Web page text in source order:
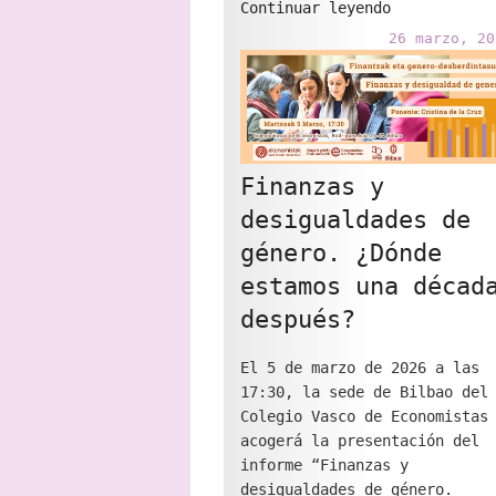
Continuar leyendo"El
Premio
Arcadi
Oliveres
2026
en
la
educación
reconoce
proyecto
el
cómic
para
trabajar
las
26 marzo,
Finanzas y
desigualdades de
género. ¿Dónde
estamos una
después?
El 5 de marzo de 2026 a las
17:30, la sede de Bilbao del
Colegio Vasco de Economistas
acogerá la presentación del
informe “Finanzas y
desigualdades de género.